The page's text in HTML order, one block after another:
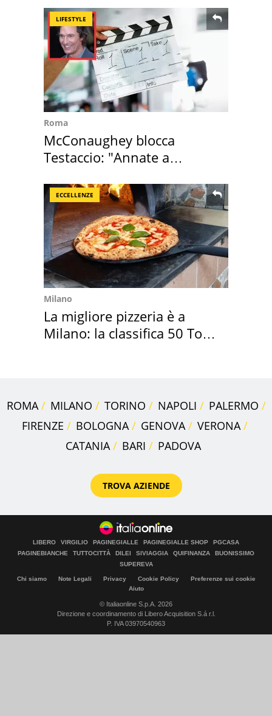
LIFESTYLE
Roma
McConaughey blocca
Testaccio: "Annate a
ECCELLENZE
Milano
La migliore pizzeria è a
Milano: la classifica 50 Top
ROMA MILANO TORINO NAPOLI
PALERMO
FIRENZE
BOLOGNA GENOVA
VERONA
CATANIA
BARI PADOVA
TROVA AZIENDE
LIBERO VIRGILIO PAGINEGIALLE PAGINEGIALLE SHOP
PGCASA
PAGINEBIANCHE
TUTTOCITTÀ DILEI SIVIAGGIA QUIFINANZA
BUONISSIMO
SUPEREVA
Chi siamo Note Legali Privacy Cookie Policy
Preferenze sui cookie
Aiuto
© Italiaonline S.p.A. 2026
Direzione e coordinamento di Libero Acquisition S.á r.l.
P. IVA 03970540963